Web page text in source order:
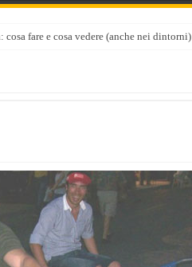
fare e cosa vedere (anche nei dintorni)